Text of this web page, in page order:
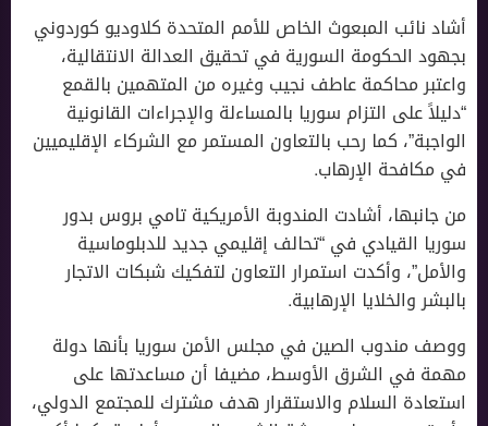
أشاد نائب المبعوث الخاص للأمم المتحدة كلاوديو كوردوني
بجهود الحكومة السورية في تحقيق العدالة الانتقالية،
واعتبر محاكمة عاطف نجيب وغيره من المتهمين بالقمع
“دليلاً على التزام سوريا بالمساءلة والإجراءات القانونية
الواجبة”، كما رحب بالتعاون المستمر مع الشركاء الإقليميين
في مكافحة الإرهاب.
من جانبها، أشادت المندوبة الأمريكية تامي بروس بدور
سوريا القيادي في “تحالف إقليمي جديد للدبلوماسية
والأمل”، وأكدت استمرار التعاون لتفكيك شبكات الاتجار
بالبشر والخلايا الإرهابية.
ووصف مندوب الصين في مجلس الأمن سوريا بأنها دولة
مهمة في الشرق الأوسط، مضيفا أن مساعدتها على
استعادة السلام والاستقرار هدف مشترك للمجتمع الدولي،